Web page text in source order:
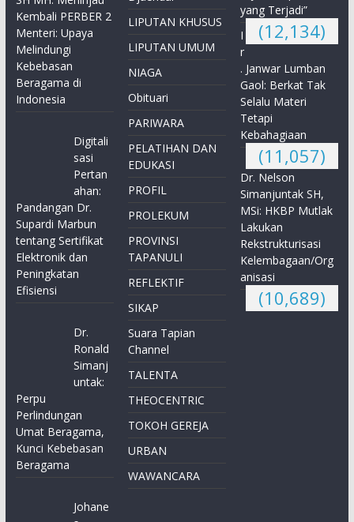
Kembali PERBER 2
Menteri: Upaya
Melindungi
Kebebasan
Beragama di
Indonesia
Digitali
sasi
Pertan
ahan:
Pandangan Dr.
Supardi Marbun
tentang Sertifikat
Elektronik dan
Peningkatan
Efisiensi
Dr.
Ronald
Simanj
untak:
Perpu
Perlindungan
Umat Beragama,
Kunci Kebebasan
Beragama
Johane
LIPUTAN KHUSUS
LIPUTAN UMUM
NIAGA
Obituari
PARIWARA
PELATIHAN DAN
EDUKASI
PROFIL
PROLEKUM
PROVINSI
TAPANULI
REFLEKTIF
SIKAP
Suara Tapian
Channel
TALENTA
THEOCENTRIC
TOKOH GEREJA
URBAN
WAWANCARA
yang Terjadi”
(12,134)
I
r
. Janwar Lumban
Gaol: Berkat Tak
Selalu Materi
Tetapi
Kebahagiaan
(11,057)
Dr. Nelson
Simanjuntak SH,
MSi: HKBP Mutlak
Lakukan
Rekstrukturisasi
Kelembagaan/Org
anisasi
(10,689)